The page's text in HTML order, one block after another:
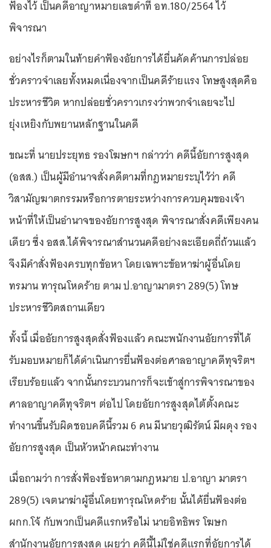
ฟ้องไว้ เป็นคดีอาญาหมายเลขดำที่ อท.180/2564 ไว้
พิจารณา
อย่างไรก็ตามในท้ายคำฟ้องอัยการได้ยื่นคัดค้านการปล่อย
ชั่วคราวจำเลยทั้งหมดเนื่องจากเป็นคดีร้ายแรง โทษสูงสุดคือ
ประหารชีวิต หากปล่อยชั่วคราวเกรงว่าพวกจำเลยจะไป
ยุ่งเหยิงกับพยานหลักฐานในคดี
ขณะที่ นายประยุทธ รองโฆษกฯ กล่าวว่า คดีนี้อัยการสูงสุด
(อสส.) เป็นผู้มีอำนาจสั่งคดีตามที่กฎหมายระบุไว้ว่า คดี
วิสามัญฆาตกรรมหรือการตายระหว่างการควบคุมของเจ้า
หน้าที่ให้เป็นอำนาจของอัยการสูงสุด พิจารณาสั่งคดีเพียงคน
เดียว ซึ่ง อสส.ได้พิจารณาสำนวนคดีอย่างละเอียดถี่ถ้วนแล้ว
จึงมีคำสั่งฟ้องครบทุกข้อหา โดยเฉพาะข้อหาฆ่าผู้อื่นโดย
ทรมาน ทารุณโหดร้าย ตาม ป.อาญามาตรา 289(5) โทษ
ประหารชีวิตสถานเดียว
ทั้งนี้ เมื่ออัยการสูงสุดสั่งฟ้องแล้ว คณะพนักงานอัยการที่ได้
รับมอบหมายก็ได้ดำเนินการยื่นฟ้องต่อศาลอาญาคดีทุจริตฯ
เรียบร้อยแล้ว จากนั้นกระบวนการก็จะเข้าสู่การพิจารณาของ
ศาลอาญาคดีทุจริตฯ ต่อไป โดยอัยการสูงสุดไต้ตั้งคณะ
ทำงานขึ้นรับผิดชอบคดีนี้รวม 6 คน มีนายวุฒิรัตน์ มีผดุง รอง
อัยการสูงสุด เป็นหัวหน้าคณะทำงาน
เมื่อถามว่า การสั่งฟ้องข้อหาตามกฎหมาย ป.อาญา มาตรา
289(5) เจตนาฆ่าผู้อื่นโดยทารุณโหดร้าย นั้นได้ยื่นฟ้องต่อ
ผกก.โจ้ กับพวกเป็นคดีแรกหรือไม่ นายอิทธิพร โฆษก
สำนักงานอัยการสูงสุด เผยว่า คดีนี้ไม่ใช่คดีแรกที่อัยการได้